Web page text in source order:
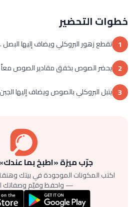
خطوات التحضير
1 تقطع زهور البروكلي ويضاف إليها البصل .
2 يحضر الصوص بخفق مقادير الصوص معاً
3 يتبل البروكلي بالصوص ويضاف إليها
جرّب ميزة «اطبخ بما
اكتب المكونات الموجودة في بيتك
— واحفظ وقيّم وصفاتك